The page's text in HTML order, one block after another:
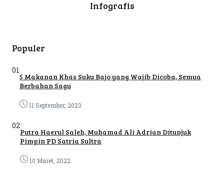
Infografis
Populer
01
5 Makanan Khas Suku Bajo yang Wajib Dicoba, Semua
Berbahan Sagu
11 September, 2023
02
Putra Haerul Saleh, Muhamad Ali Adrian Ditunjuk
Pimpin PD Satria Sultra
10 Maret, 2022